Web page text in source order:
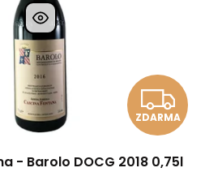
Z
D
A
ZDARMA
- Barolo DOCG 2018 0,75l